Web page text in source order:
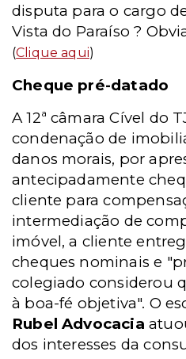
disputa para o cargo
Vista do Paraíso ?
(Clique aqui)
Cheque pré-datado
A 12ª câmara Cível do
condenação de
danos morais, por
antecipadamente
cliente para
intermediação de
imóvel, a cliente
cheques nominais e
colegiado considerou
à boa-fé objetiva". O
Rubel Advocacia
dos interesses da